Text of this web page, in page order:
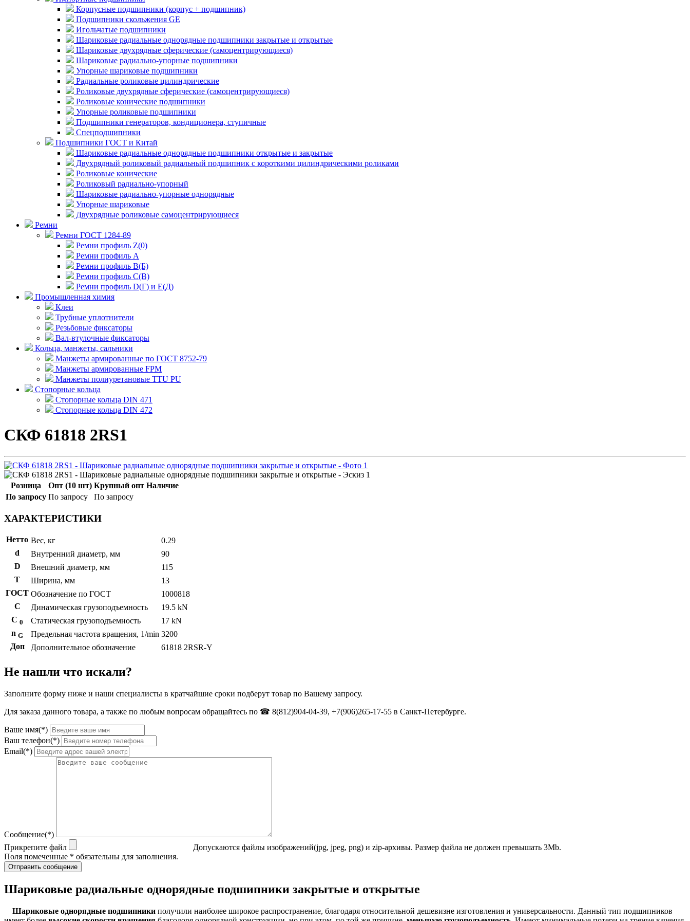
Корпусные подшипники (корпус + подшипник)
Подшипники скольжения GE
Игольчатые подшипники
Шариковые радиальные однорядные подшипники закрытые и открытые
Шариковые двухрядные сферические (самоцентрирующиеся)
Шариковые радиально-упорные подшипники
Упорные шариковые подшипники
Радиальные роликовые цилиндрические
Роликовые двухрядные сферические (самоцентрирующиеся)
Роликовые конические подшипники
Упорные роликовые подшипники
Подшипники генераторов, кондиционера, ступичные
Спецподшипники
Подшипники ГОСТ и Китай
Шариковые радиальные однорядные подшипники открытые и закрытые
Двухрядный роликовый радиальный подшипник с короткими цилиндрическими роликами
Роликовые конические
Роликовый радиально-упорный
Шариковые радиально-упорные однорядные
Упорные шариковые
Двухрядные роликовые самоцентрирующиеся
Ремни
Ремни ГОСТ 1284-89
Ремни профиль Z(0)
Ремни профиль А
Ремни профиль В(Б)
Ремни профиль С(В)
Ремни профиль D(Г) и E(Д)
Промышленная химия
Клеи
Трубные уплотнители
Резьбовые фиксаторы
Вал-втулочные фиксаторы
Кольца, манжеты, сальники
Манжеты армированные по ГОСТ 8752-79
Манжеты армированные FPM
Манжеты полиуретановые TTU PU
Стопорные кольца
Стопорные кольца DIN 471
Стопорные кольца DIN 472
СКФ 61818 2RS1
Розница Опт (10 шт) Крупный опт Наличие
По запросу По запросу По запросу
ХАРАКТЕРИСТИКИ
Нетто Вес, кг
0.29
d
Внутренний диаметр, мм
90
D
Внешний диаметр, мм
115
T
Ширина, мм
13
ГОСТ Обозначение по ГОСТ
1000818
C
Динамическая грузоподъемность
19.5 kN
С 0 Статическая грузоподъемность
17 kN
n G Предельная частота вращения, 1/min 3200
Доп
Дополнительное обозначение 61818 2RSR-Y
Не нашли что искали?
Заполните форму ниже и наши специалисты в кратчайшие сроки подберут товар по Вашему запросу.
Для заказа данного товара, а также по любым вопросам обращайтесь по ☎ 8(812)904-04-39, +7(906)265-17-55 в Санкт-Петербурге.
Ваше имя(*)
Ваш телефон(*)
Email(*)
Сообщение(*)
Прикрепите файл
Допускаются файлы изображений(jpg, jpeg, png) и zip-архивы. Размер файла не должен превышать 3Mb.
Поля помеченные * обязательны для заполнения.
Отправить сообщение
Шариковые радиальные однорядные подшипники закрытые и открытые
Шариковые однорядные подшипники получили наиболее широкое распространение, благодаря относительной дешевизне изготовления и универсальности. Данный тип подшипников